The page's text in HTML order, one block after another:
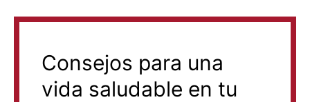
Consejos para una
vida saludable en tu